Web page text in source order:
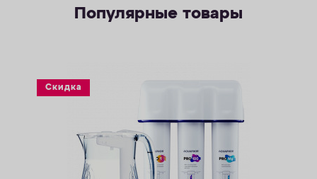
Популярные товары
Скидка